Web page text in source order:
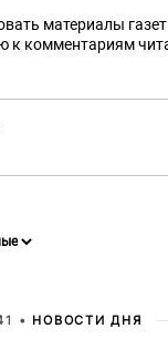
материалы
к комментариям
• НОВОСТИ ДНЯ